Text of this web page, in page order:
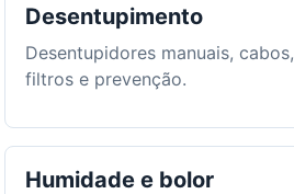
Desentupimento
Desentupidores manuais, cabos,
filtros e prevenção.
Humidade e bolor